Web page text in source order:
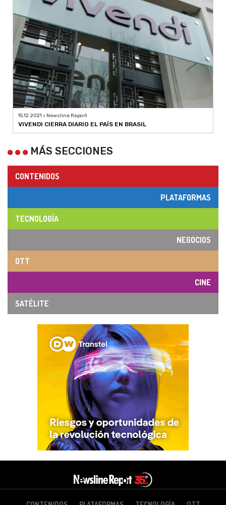
15.12.2021 > Newsline Report
VIVENDI CIERRA DIARIO EL PAÍS EN BRASIL
MÁS SECCIONES
CONTENIDOS
PLATAFORMAS
TECNOLOGÍA
NEGOCIOS
OTT
CINE
SATÉLITE